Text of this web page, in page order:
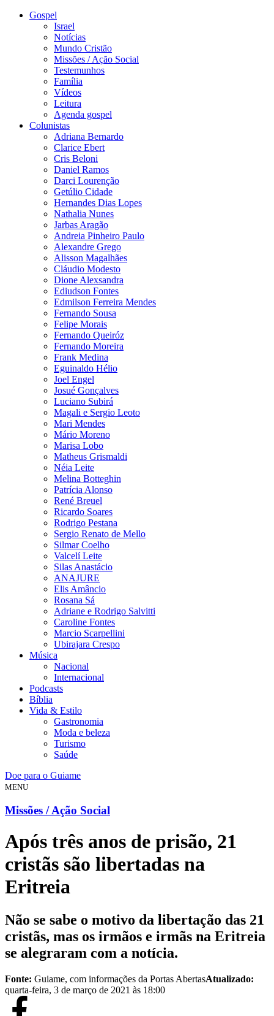
Gospel
Israel
Notícias
Mundo Cristão
Missões / Ação Social
Testemunhos
Família
Vídeos
Leitura
Agenda gospel
Colunistas
Adriana Bernardo
Clarice Ebert
Cris Beloni
Daniel Ramos
Darci Lourenção
Getúlio Cidade
Hernandes Dias Lopes
Nathalia Nunes
Jarbas Aragão
Andreia Pinheiro Paulo
Alexandre Grego
Alisson Magalhães
Cláudio Modesto
Dione Alexsandra
Ediudson Fontes
Edmilson Ferreira Mendes
Fernando Sousa
Felipe Morais
Fernando Queiróz
Fernando Moreira
Frank Medina
Eguinaldo Hélio
Joel Engel
Josué Gonçalves
Luciano Subirá
Magali e Sergio Leoto
Mari Mendes
Mário Moreno
Marisa Lobo
Matheus Grismaldi
Néia Leite
Melina Botteghin
Patrícia Alonso
René Breuel
Ricardo Soares
Rodrigo Pestana
Sergio Renato de Mello
Silmar Coelho
Valcelí Leite
Silas Anastácio
ANAJURE
Elis Amâncio
Rosana Sá
Adriane e Rodrigo Salvitti
Caroline Fontes
Marcio Scarpellini
Ubirajara Crespo
Música
Nacional
Internacional
Podcasts
Bíblia
Vida & Estilo
Gastronomia
Moda e beleza
Turismo
Saúde
Doe para o Guiame
MENU
Missões / Ação Social
Após três anos de prisão, 21
cristãs são libertadas na
Eritreia
Não se sabe o motivo da libertação das 21
cristãs, mas os irmãos e irmãs na Eritreia
se alegraram com a notícia.
Fonte: Guiame, com informações da Portas AbertasAtualizado:
quarta-feira, 3 de março de 2021 às 18:00